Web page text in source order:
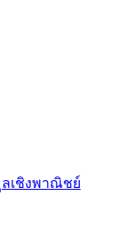
ลเชิงพาณิชย์